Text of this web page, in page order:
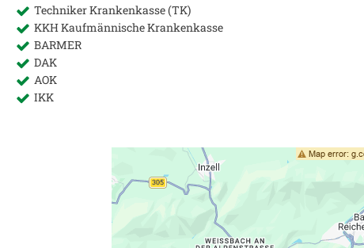
Techniker Krankenkasse (TK)
KKH Kaufmännische Krankenkasse
BARMER
DAK
AOK
IKK